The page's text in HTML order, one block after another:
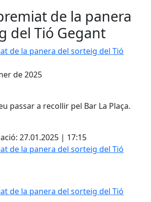
de la panera
del Tió Gegant
la panera del sorteig del Tió Gegant
de 2025
passar a recollir pel Bar La Plaça.
27.01.2025 | 17:15
la panera del sorteig del Tió Gegant
la panera del sorteig del Tió Gegant